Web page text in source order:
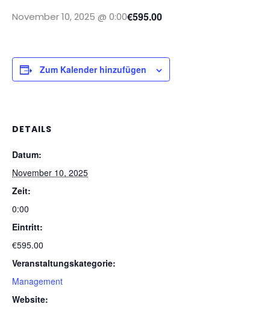
November 10, 2025 @ 0:00€595.00
Zum Kalender hinzufügen
DETAILS
Datum:
November 10, 2025
Zeit:
0:00
Eintritt:
€595.00
Veranstaltungskategorie:
Management
Website: